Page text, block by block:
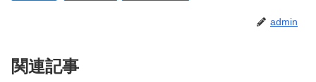
admin
関連記事